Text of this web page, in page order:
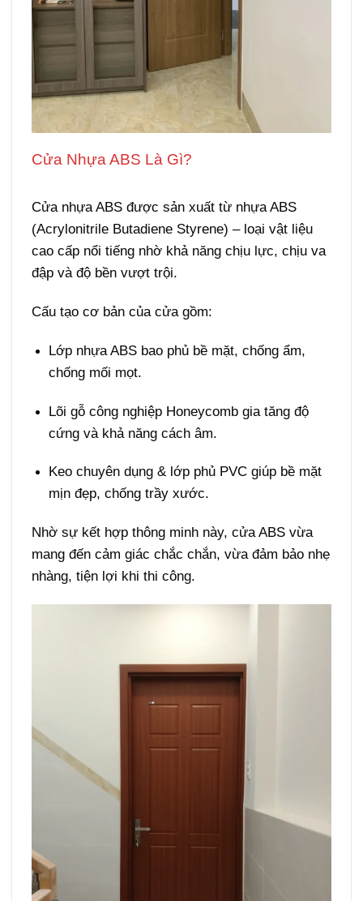
Cửa Nhựa ABS Là Gì?
Cửa nhựa ABS được sản xuất từ nhựa ABS
(Acrylonitrile Butadiene Styrene) – loại vật liệu
cao cấp nổi tiếng nhờ khả năng chịu lực, chịu va
đập và độ bền vượt trội.
Cấu tạo cơ bản của cửa gồm:
Lớp nhựa ABSbao phủ bề mặt, chống ẩm,
chống mối mọt.
Lõi gỗ công nghiệp Honeycombgia tăng độ
cứng và khả năng cách âm.
Keo chuyên dụng & lớp phủ PVCgiúp bề mặt
mịn đẹp, chống trầy xước.
Nhờ sự kết hợp thông minh này, cửa ABS vừa
mang đến cảm giác chắc chắn, vừa đảm bảo nhẹ
nhàng, tiện lợi khi thi công.